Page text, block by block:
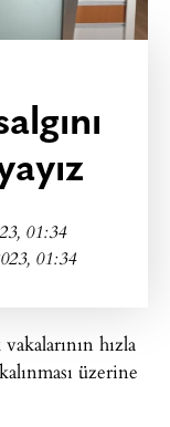
01:34
01:34
hızla
üzerine